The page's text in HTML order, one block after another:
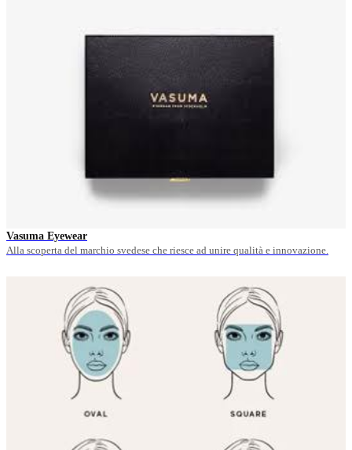
Vasuma Eyewear
Alla scoperta del marchio svedese che riesce ad unire qualità e innovazione.